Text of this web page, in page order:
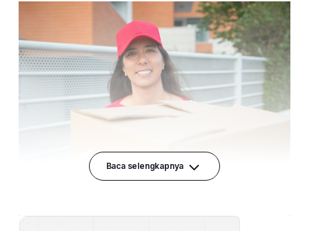
Baca selengkapnya